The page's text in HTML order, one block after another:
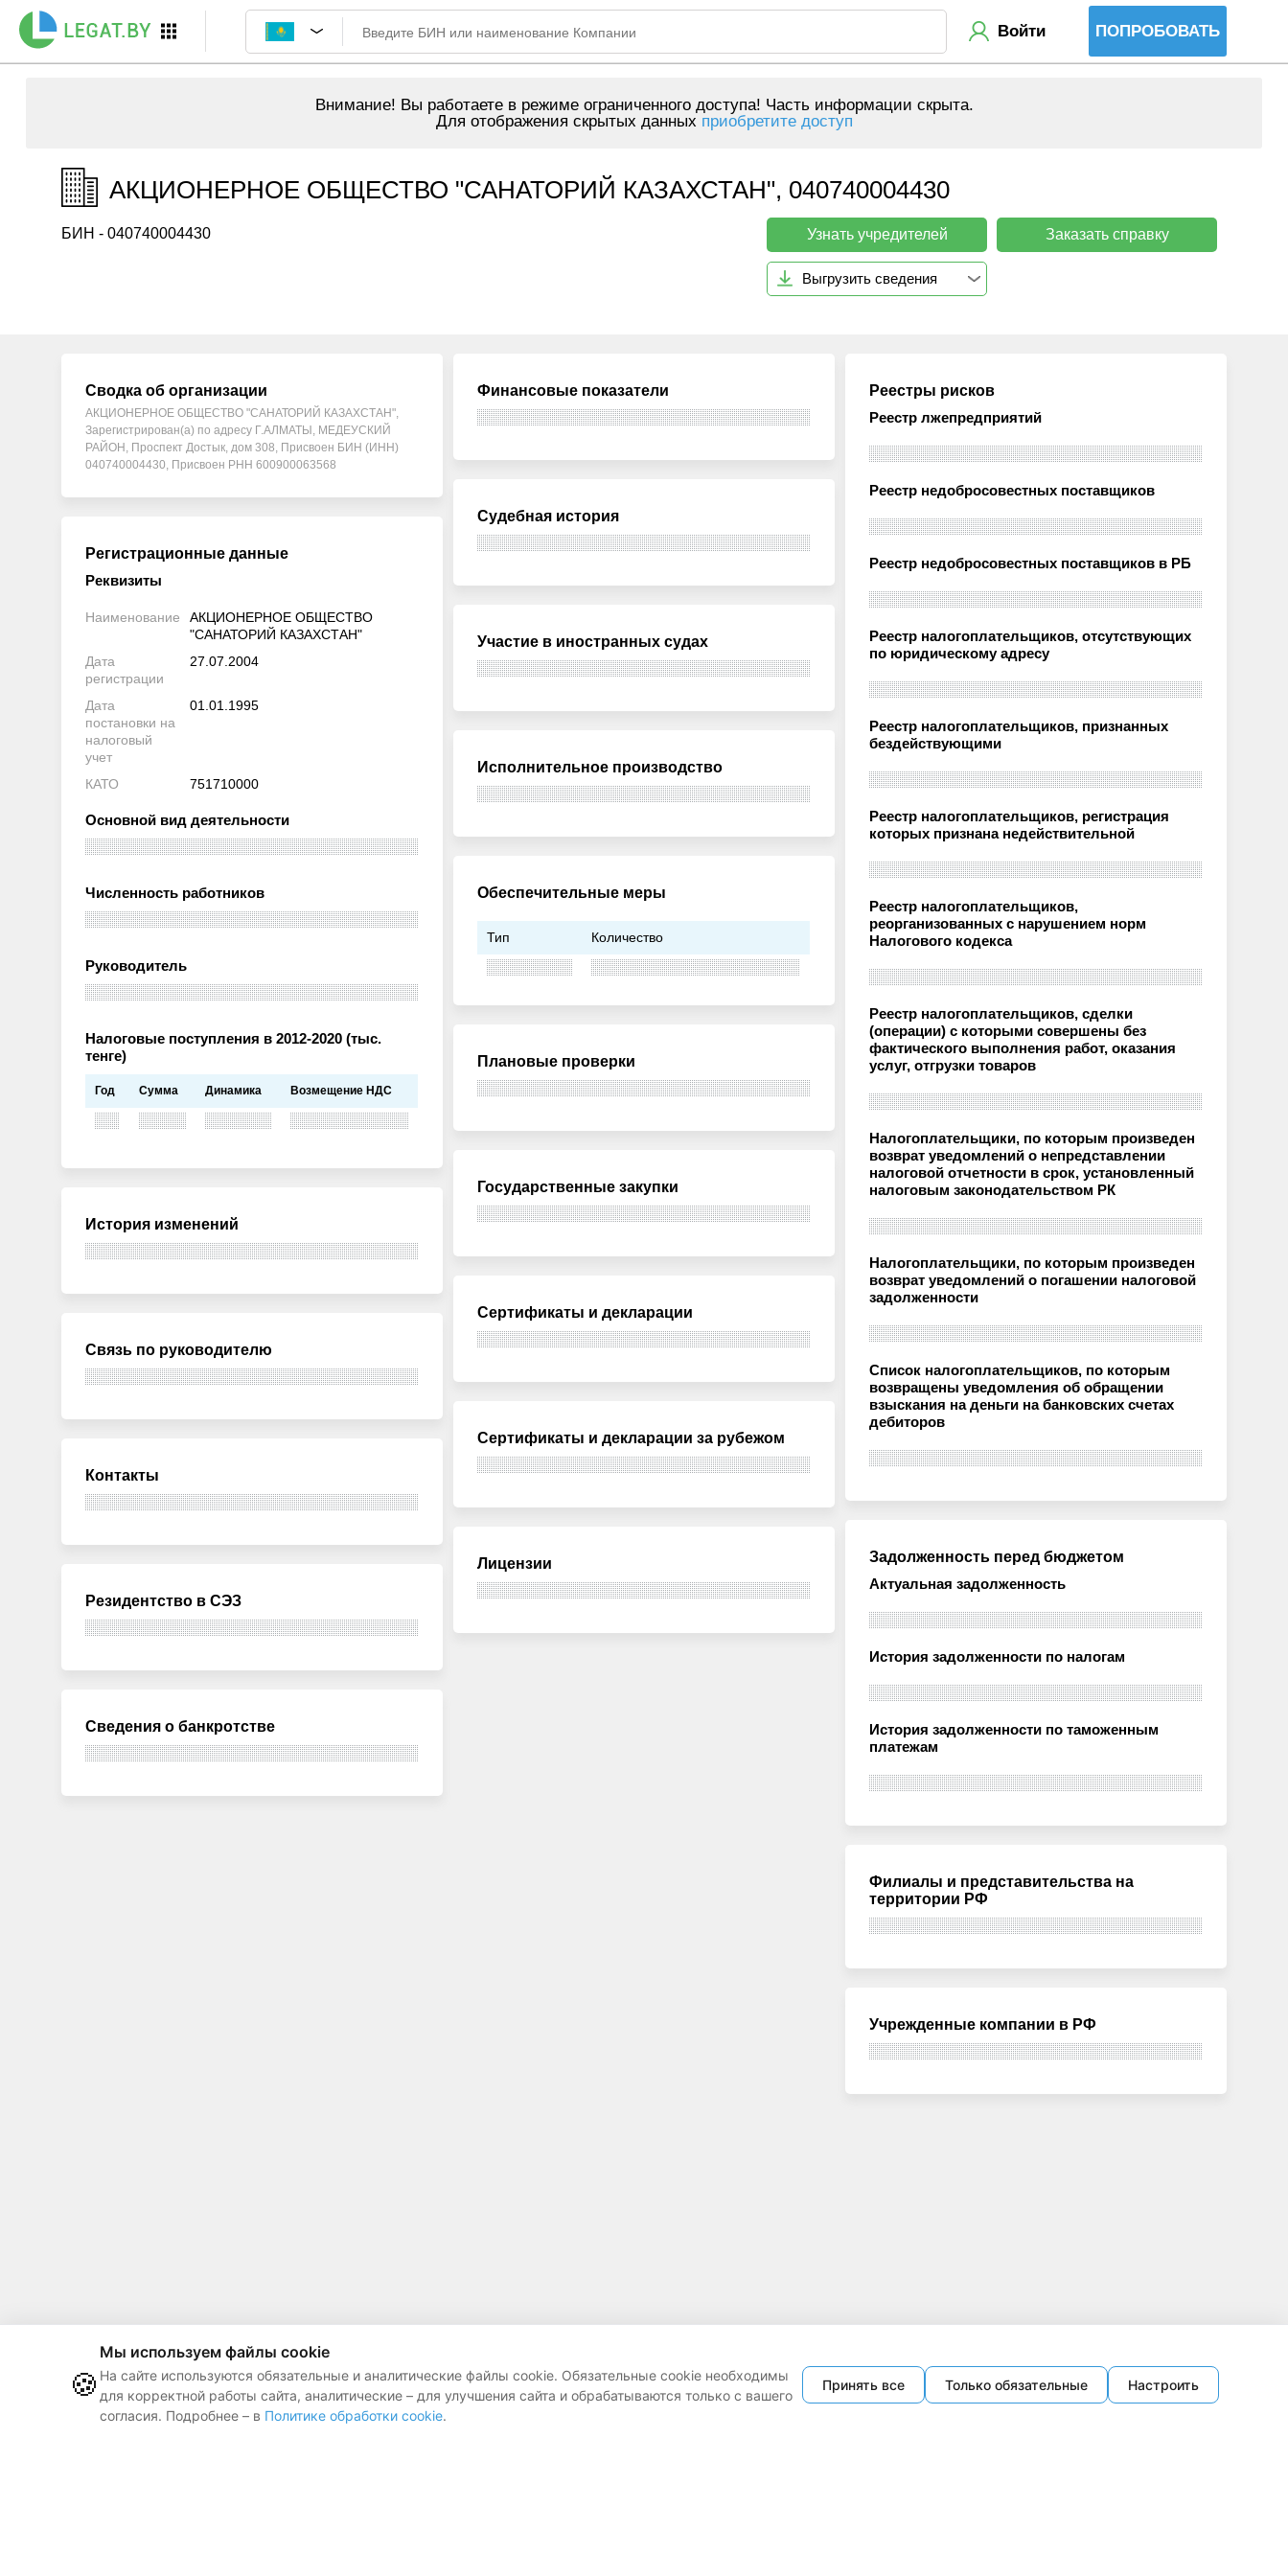
Войти ПОПРОБОВАТЬ
Внимание! Вы работаете в режиме ограниченного доступа! Часть информации скрыта.
Для отображения скрытых данных приобретите доступ
АКЦИОНЕРНОЕ ОБЩЕСТВО "САНАТОРИЙ КАЗАХСТАН", 040740004430
БИН - 040740004430 Узнать учредителей Заказать справку
Выгрузить сведения
Сводка об организации
АКЦИОНЕРНОЕ ОБЩЕСТВО "САНАТОРИЙ КАЗАХСТАН",
Зарегистрирован(а) по адресу Г.АЛМАТЫ, МЕДЕУСКИЙ
РАЙОН, Проспект Достык, дом 308, Присвоен БИН (ИНН)
040740004430, Присвоен РНН 600900063568
Регистрационные данные
Реквизиты
Наименование
АКЦИОНЕРНОЕ ОБЩЕСТВО
"САНАТОРИЙ КАЗАХСТАН"
Дата
регистрации
27.07.2004
Дата
постановки на
налоговый
учет
01.01.1995
КАТО 751710000
Основной вид деятельности
Численность работников
Руководитель
Налоговые поступления в 2012-2020 (тыс.
тенге)
Год Сумма Динамика Возмещение НДС
История изменений
Связь по руководителю
Контакты
Резидентство в СЭЗ
Сведения о банкротстве
Финансовые показатели
Судебная история
Участие в иностранных судах
Исполнительное производство
Обеспечительные меры
Тип Количество
Плановые проверки
Государственные закупки
Сертификаты и декларации
Сертификаты и декларации за рубежом
Лицензии
Реестры рисков
Реестр лжепредприятий
Реестр недобросовестных поставщиков
Реестр недобросовестных поставщиков в РБ
Реестр налогоплательщиков, отсутствующих
по юридическому адресу
Реестр налогоплательщиков, признанных
бездействующими
Реестр налогоплательщиков, регистрация
которых признана недействительной
Реестр налогоплательщиков,
реорганизованных с нарушением норм
Налогового кодекса
Реестр налогоплательщиков, сделки
(операции) с которыми совершены без
фактического выполнения работ, оказания
услуг, отгрузки товаров
Налогоплательщики, по которым произведен
возврат уведомлений о непредставлении
налоговой отчетности в срок, установленный
налоговым законодательством РК
Налогоплательщики, по которым произведен
возврат уведомлений о погашении налоговой
задолженности
Список налогоплательщиков, по которым
возвращены уведомления об обращении
взыскания на деньги на банковских счетах
дебиторов
Задолженность перед бюджетом
Актуальная задолженность
История задолженности по налогам
История задолженности по таможенным
платежам
Филиалы и представительства на
территории РФ
Учрежденные компании в РФ
🍪
Мы используем файлы cookie
На сайте используются обязательные и аналитические файлы cookie. Обязательные cookie необходимы
для корректной работы сайта, аналитические – для улучшения сайта и обрабатываются только с вашего
согласия. Подробнее – в Политике обработки cookie.
Принять все Только обязательные Настроить